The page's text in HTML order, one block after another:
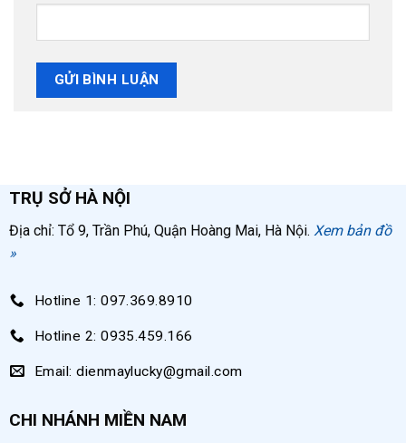
TRỤ SỞ HÀ NỘI
Địa chỉ: Tổ 9, Trần Phú, Quận Hoàng Mai, Hà Nội. Xem bản đồ
»
Hotline 1: 097.369.8910
Hotline 2: 0935.459.166
Email: dienmaylucky@gmail.com
CHI NHÁNH MIỀN NAM